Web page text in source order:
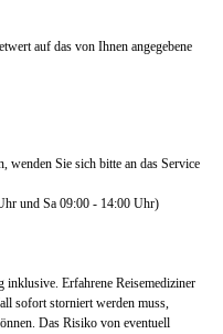
auf das von Ihnen angegebene
wenden Sie sich bitte an das Service
und Sa 09:00 - 14:00 Uhr)
inklusive. Erfahrene Reisemediziner
sofort storniert werden muss,
Das Risiko von eventuell